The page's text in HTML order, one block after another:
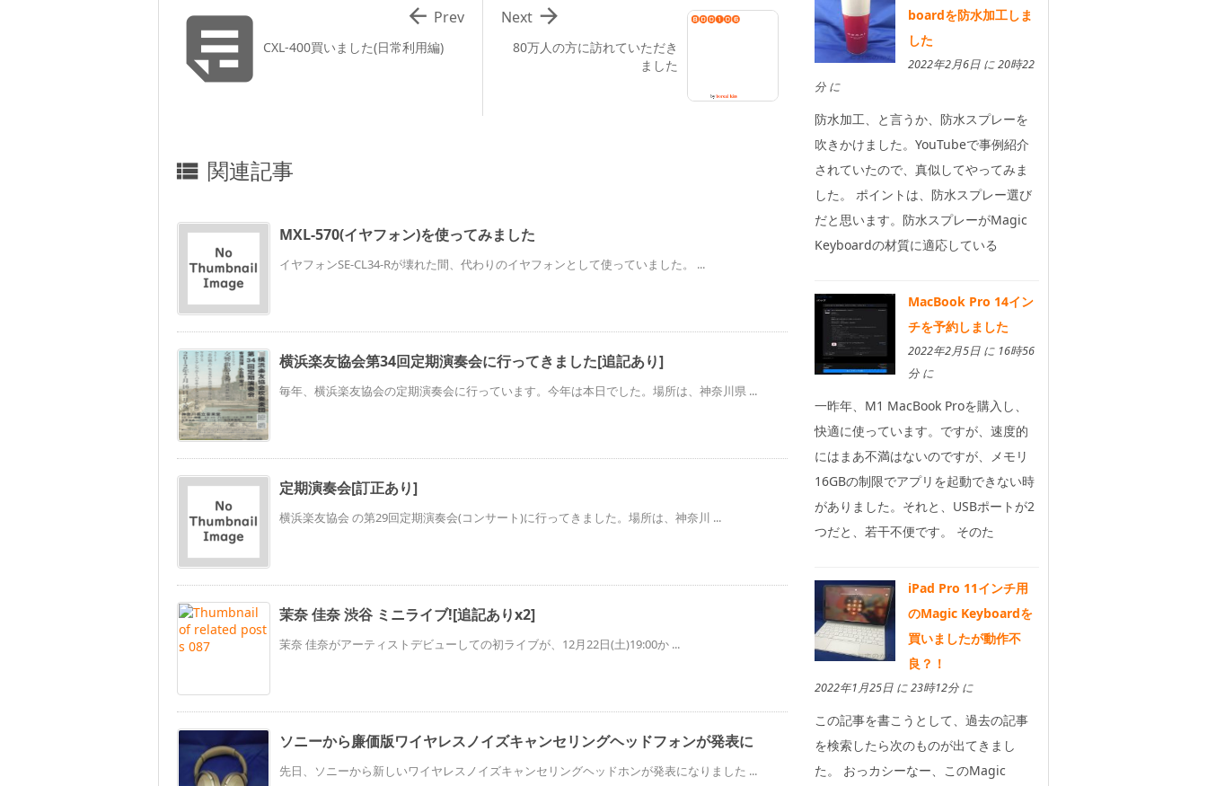
80万人の方に訪れていただき
ました

Next
CXL-400買いました(日常利用編)
 Prev
 関連記事
MXL-570(イヤフォン)を使ってみました
イヤフォンSE-CL34-Rが壊れた間、代わりのイヤフォンとして使っていました。 ...
横浜楽友協会第34回定期演奏会に行ってきました[追記あり]
毎年、横浜楽友協会の定期演奏会に行っています。今年は本日でした。場所は、神奈川県 ...
定期演奏会[訂正あり]
横浜楽友協会 の第29回定期演奏会(コンサート)に行ってきました。場所は、神奈川 ...
茉奈 佳奈 渋谷 ミニライブ![追記ありx2]
茉奈 佳奈がアーティストデビューしての初ライブが、12月22日(土)19:00か ...
ソニーから廉価版ワイヤレスノイズキャンセリングヘッドフォンが発表に
先日、ソニーから新しいワイヤレスノイズキャンセリングヘッドホンが発表になりました ...
boardを防水加工しま
した
2022年2月6日 に 20時22
分 に
防水加工、と言うか、防水スプレーを
吹きかけました。YouTubeで事例紹介
されていたので、真似してやってみま
した。 ポイントは、防水スプレー選び
だと思います。防水スプレーがMagic
Keyboardの材質に適応している
MacBook Pro 14イン
チを予約しました
2022年2月5日 に 16時56
分 に
一昨年、M1 MacBook Proを購入し、
快適に使っています。ですが、速度的
にはまあ不満はないのですが、メモリ
16GBの制限でアプリを起動できない時
がありました。それと、USBポートが2
つだと、若干不便です。 そのた
iPad Pro 11インチ用
のMagic Keyboardを
買いましたが動作不
良？！
2022年1月25日 に 23時12分 に
この記事を書こうとして、過去の記事
を検索したら次のものが出てきまし
た。 おっカシーなー、このMagic